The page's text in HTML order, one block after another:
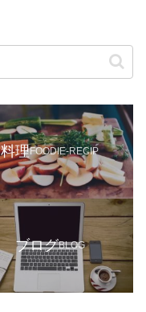
料理FOODIE-RECIP
ブログBLOG